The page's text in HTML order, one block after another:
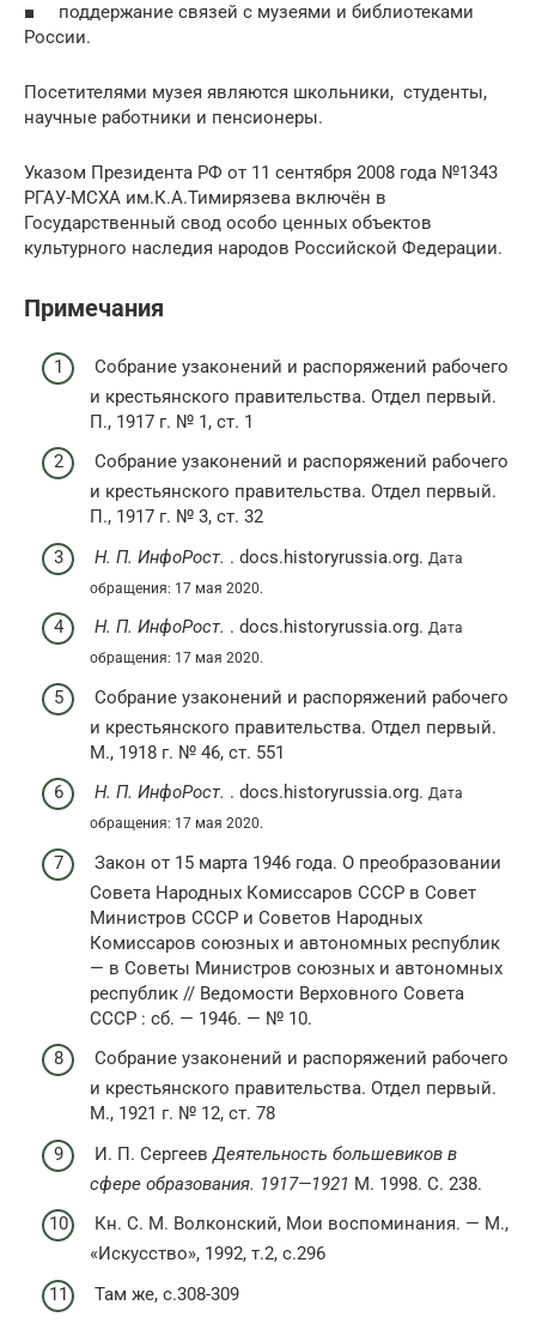
■ поддержание связей с музеями и библиотеками
России.
Посетителями музея являются школьники, студенты,
научные работники и пенсионеры.
Указом Президента РФ от 11 сентября 2008 года №1343
РГАУ-МСХА им.К.А.Тимирязева включён в
Государственный свод особо ценных объектов
культурного наследия народов Российской Федерации.
Примечания
Собрание узаконений и распоряжений рабочего
и крестьянского правительства. Отдел первый.
П., 1917 г. № 1, ст. 1
Собрание узаконений и распоряжений рабочего
и крестьянского правительства. Отдел первый.
П., 1917 г. № 3, ст. 32
Н. П. ИнфоРост. . docs.historyrussia.org. Дата
обращения: 17 мая 2020.
Н. П. ИнфоРост. . docs.historyrussia.org. Дата
обращения: 17 мая 2020.
Собрание узаконений и распоряжений рабочего
и крестьянского правительства. Отдел первый.
М., 1918 г. № 46, ст. 551
Н. П. ИнфоРост. . docs.historyrussia.org. Дата
обращения: 17 мая 2020.
Закон от 15 марта 1946 года. О преобразовании
Совета Народных Комиссаров СССР в Совет
Министров СССР и Советов Народных
Комиссаров союзных и автономных республик
— в Советы Министров союзных и автономных
республик // Ведомости Верховного Совета
СССР : сб. — 1946. — № 10.
Собрание узаконений и распоряжений рабочего
и крестьянского правительства. Отдел первый.
М., 1921 г. № 12, ст. 78
И. П. СергеевДеятельность большевиков в
сфере образования. 1917—1921 М. 1998. C. 238.
Кн. С. М. Волконский, Мои воспоминания. — М.,
«Искусство», 1992, т.2, с.296
Там же, с.308-309